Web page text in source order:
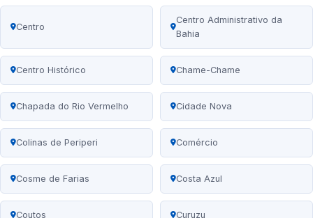
Centro
Centro Administrativo da
Bahia
Centro Histórico Chame-Chame
Chapada do Rio Vermelho Cidade Nova
Colinas de Periperi Comércio
Cosme de Farias Costa Azul
Coutos Curuzu